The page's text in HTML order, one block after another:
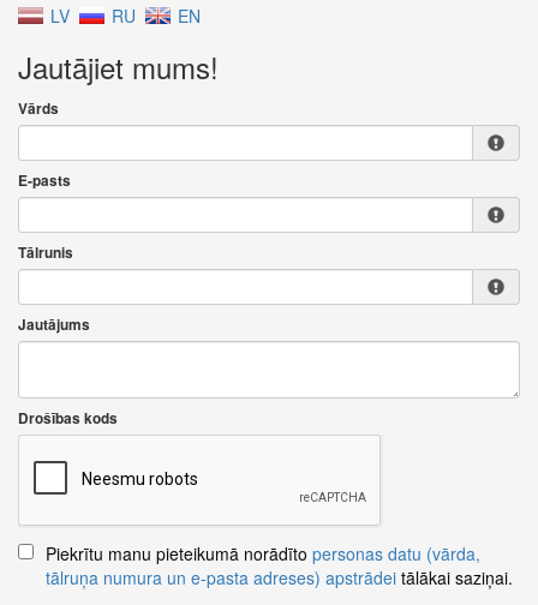
LV RU EN
Jautājiet mums!
Vārds
E-pasts
Tālrunis
Jautājums
Drošības kods
Piekrītu manu pieteikumā norādīto personas datu (vārda,
tālruņa numura un e-pasta adreses) apstrādei tālākai saziņai.